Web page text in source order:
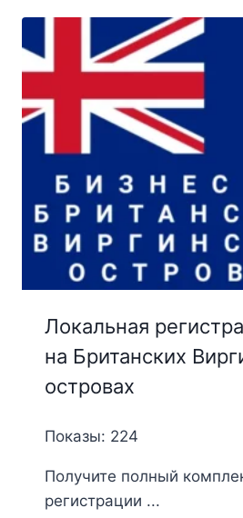
Локальная
на Британских
островах
Показы: 224
Получите полный
регистрации ...